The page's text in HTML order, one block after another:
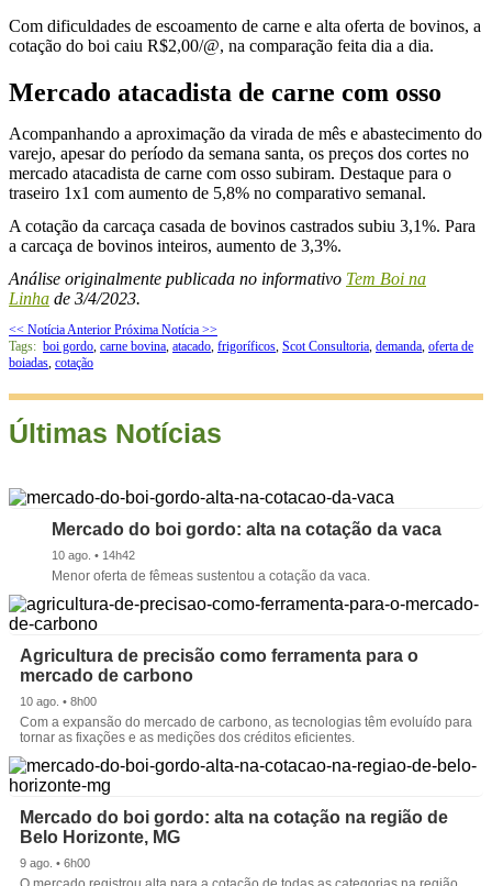
Com dificuldades de escoamento de carne e alta oferta de bovinos, a
cotação do boi caiu R$2,00/@, na comparação feita dia a dia.
Mercado atacadista de carne com osso
Acompanhando a aproximação da virada de mês e abastecimento do
varejo, apesar do período da semana santa, os preços dos cortes no
mercado atacadista de carne com osso subiram. Destaque para o
traseiro 1x1 com aumento de 5,8% no comparativo semanal.
A cotação da carcaça casada de bovinos castrados subiu 3,1%. Para
a carcaça de bovinos inteiros, aumento de 3,3%.
Análise originalmente publicada no informativo Tem Boi na
Linha de 3/4/2023.
<< Notícia Anterior Próxima Notícia >>
Tags: boi gordo carne bovina atacado frigoríficos Scot Consultoria demanda oferta de
boiadas cotação
Últimas Notícias
Mercado do boi gordo: alta na cotação da vaca
10 ago. • 14h42
Menor oferta de fêmeas sustentou a cotação da vaca.
Agricultura de precisão como ferramenta para o
mercado de carbono
10 ago. • 8h00
Com a expansão do mercado de carbono, as tecnologias têm evoluído para
tornar as fixações e as medições dos créditos eficientes.
Mercado do boi gordo: alta na cotação na região de
Belo Horizonte, MG
9 ago. • 6h00